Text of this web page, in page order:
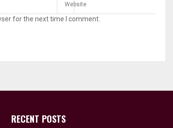
for the next time I comment.
RECENT POSTS